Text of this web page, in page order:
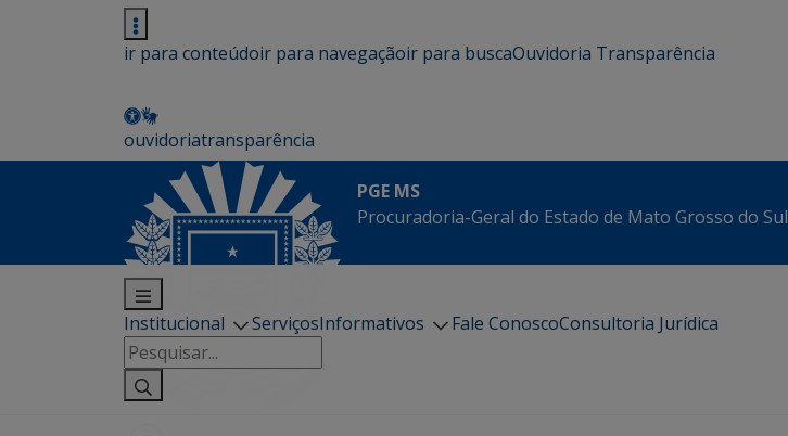
ir para conteúdoir para navegaçãoir para buscaOuvidoria Transparência
ouvidoriatransparência
PGE MS
Procuradoria-Geral do Estado de Mato Grosso do Sul
Institucional ServiçosInformativos Fale ConoscoConsultoria Jurídica
Pesquisar
por: